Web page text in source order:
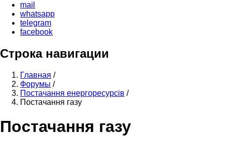
mail
whatsapp
telegram
facebook
Строка навигации
Главная /
Форумы /
Постачання енергоресурсів /
Постачання газу
Постачання газу